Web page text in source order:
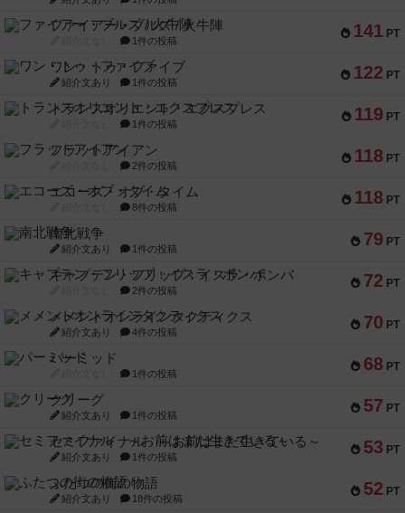
141 PT
ファイアー・ブルズ / 火牛陣
1件の投稿
122 PT
ワン・トゥ・ファイブ
紹介文あり 1件の投稿
119 PT
トランスオリエント・エクスプレス
1件の投稿
118 PT
フラットアイアン
2件の投稿
118 PT
エコーズ・オブ・タイム
8件の投稿
79 PT
南北戦争
紹介文あり 1件の投稿
72 PT
キャプテン・フリップ：イスラ・ボンバ
2件の投稿
70 PT
メメントオンラインタクティクス
紹介文あり 4件の投稿
68 PT
パーミッド
1件の投稿
57 PT
クリーグ
紹介文あり 1件の投稿
53 PT
セミファイナル ～お前はまだ生きている～
紹介文あり 1件の投稿
52 PT
ふたつの街の物語
紹介文あり 18件の投稿